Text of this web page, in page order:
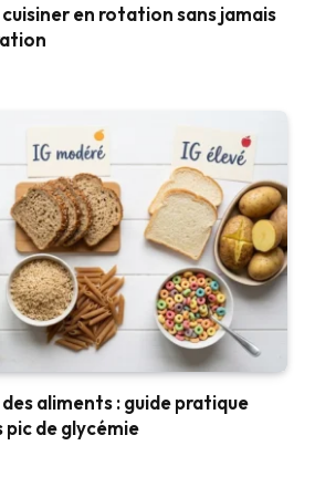
cuisiner en rotation sans jamais
aliments : guide pratique
pic de glycémie